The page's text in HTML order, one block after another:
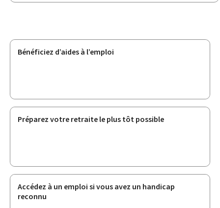
Bénéficiez d’aides à l’emploi
Préparez votre retraite le plus tôt possible
Accédez à un emploi si vous avez un handicap
reconnu